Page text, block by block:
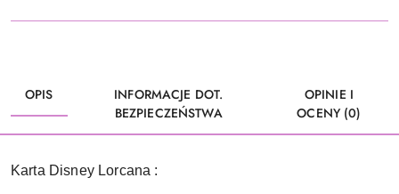
OPIS
INFORMACJE DOT.
BEZPIECZEŃSTWA
OPINIE I
OCENY (0)
Karta Disney Lorcana :